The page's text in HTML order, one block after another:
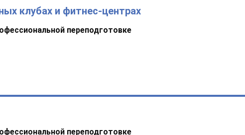
клубах и фитнес-центрах
переподготовке
переподготовке